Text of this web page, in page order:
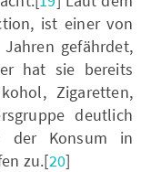
ist einer von
gefährdet,
hat sie bereits
Zigaretten,
deutlich
der Konsum in
zu.[20]